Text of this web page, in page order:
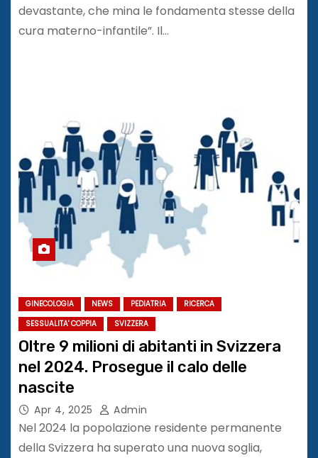
devastante, che mina le fondamenta stesse della
cura materno-infantile”. Il…
GINECOLOGIA NEWS PEDIATRIA
RICERCA
SESSUALITA' COPPIA
SVIZZERA
Oltre 9 milioni di abitanti in Svizzera
nel 2024. Prosegue il calo delle
nascite
Apr 4, 2025 Admin
Nel 2024 la popolazione residente permanente
della Svizzera ha superato una nuova soglia,